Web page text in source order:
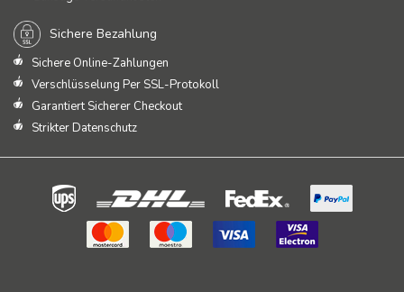
Sichere Bezahlung
Sichere Online-Zahlungen
Verschlüsselung Per SSL-Protokoll
Garantiert Sicherer Checkout
Strikter Datenschutz